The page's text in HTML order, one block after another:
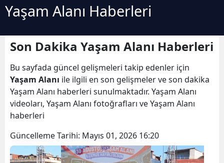
Yaşam Alanı Haberleri
Son Dakika Yaşam Alanı Haberleri
Bu sayfada güncel gelişmeleri takip edenler için
Yaşam Alanı ile ilgili en son gelişmeler ve son dakika
Yaşam Alanı haberleri sunulmaktadır. Yaşam Alanı
videoları, Yaşam Alanı fotoğrafları ve Yaşam Alanı
haberleri
Güncelleme Tarihi: Mayıs 01, 2026 16:20